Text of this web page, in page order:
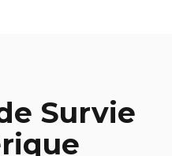
Survie